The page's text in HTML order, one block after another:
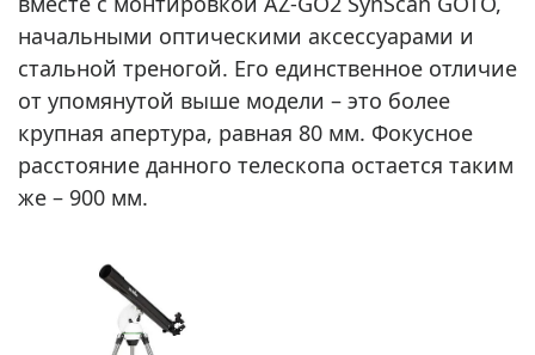
начальными оптическими аксессуарами и
стальной треногой. Его единственное отличие
от упомянутой выше модели – это более
крупная апертура, равная 80 мм. Фокусное
расстояние данного телескопа остается таким
же – 900 мм.